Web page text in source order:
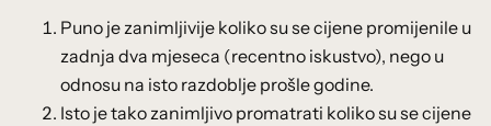
Puno je zanimljivije koliko su se cijene promijenile u
zadnja dva mjeseca (recentno iskustvo), nego u
odnosu na isto razdoblje prošle godine.
Isto je tako zanimljivo promatrati koliko su se cijene